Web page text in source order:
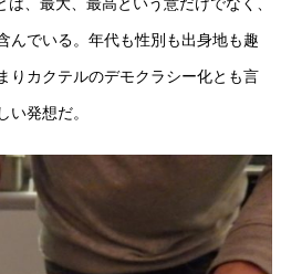
は、最大、最高という意だけでなく、
んでいる。年代も性別も出身地も趣
りカクテルのデモクラシー化とも言
い発想だ。